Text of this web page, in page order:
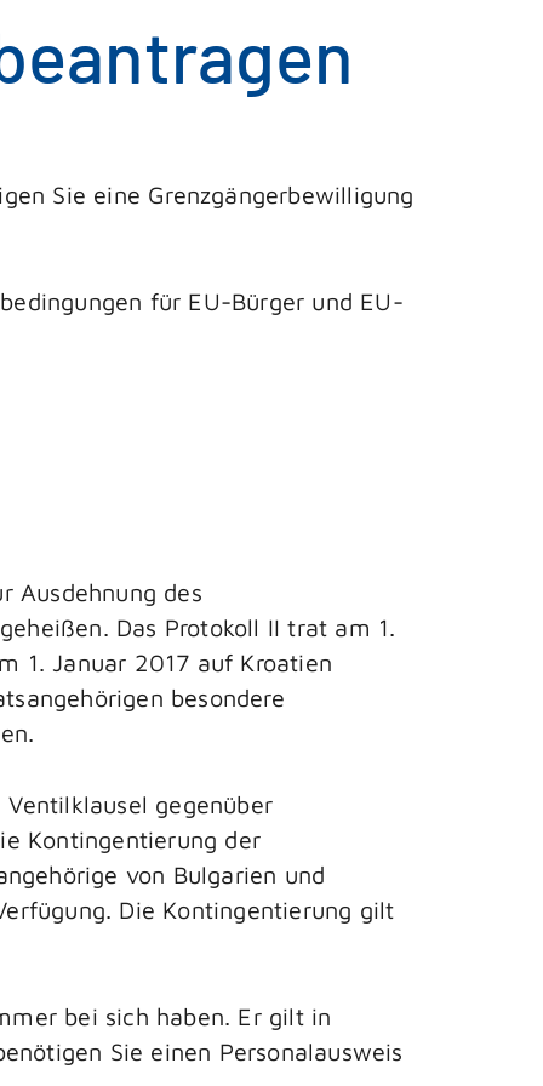
Sie eine Grenzgängerbewilligung
für EU-Bürger und EU-
Ausdehnung des
Das Protokoll II trat am 1.
1. Januar 2017 auf Kroatien
besondere
gegenüber
Kontingentierung der
von Bulgarien und
Die Kontingentierung gilt
bei sich haben. Er gilt in
Sie einen Personalausweis